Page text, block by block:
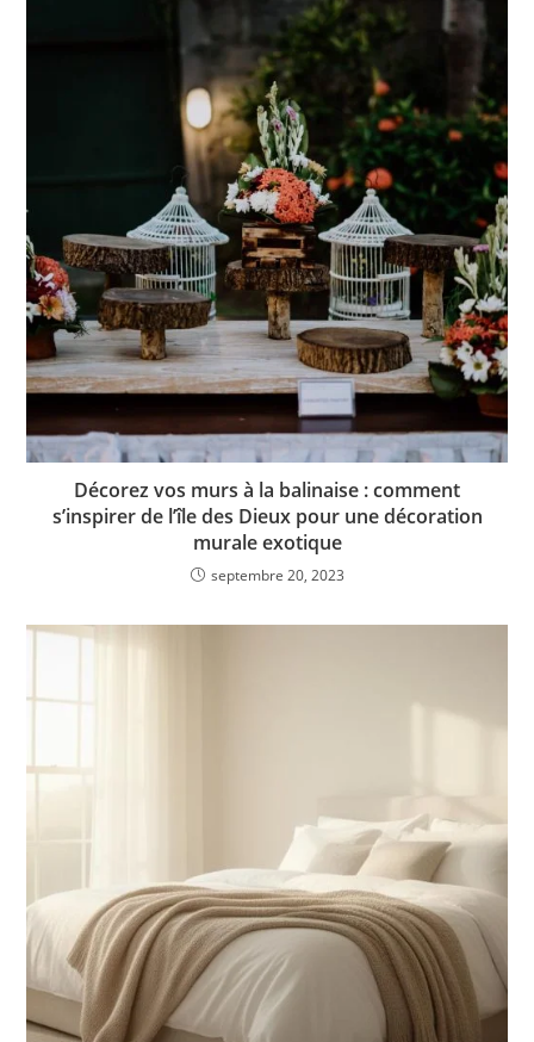
Décorez vos murs à la balinaise : comment
s’inspirer de l’île des Dieux pour une décoration
murale exotique
septembre 20, 2023